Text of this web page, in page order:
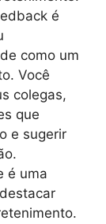
é
como um
Você
colegas,
que
e sugerir
é uma